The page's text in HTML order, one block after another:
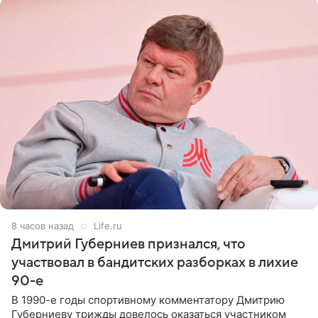
8 часов назад Life.ru
Дмитрий Губерниев признался, что
участвовал в бандитских разборках в лихие
90-е
В 1990-е годы спортивному комментатору Дмитрию
Губерниеву трижды довелось оказаться участником